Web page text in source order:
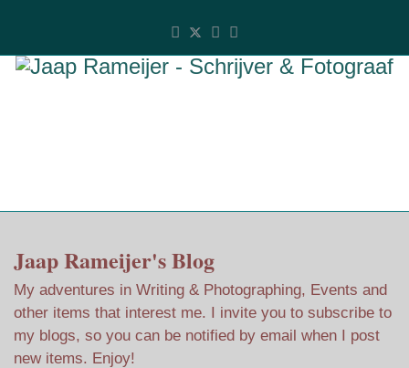
Jaap Rameijer's Blog
My adventures in Writing & Photographing, Events and
other items that interest me. I invite you to subscribe to
my blogs, so you can be notified by email when I post
new items. Enjoy!